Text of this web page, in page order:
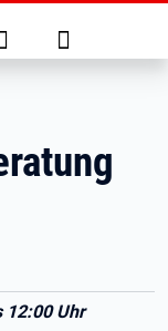
Anmelden
12:00 Uhr